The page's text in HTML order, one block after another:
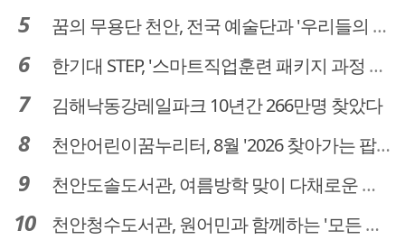
꿈의 무용단 천안, 전국 예술단과 '우리들의 하모니' 선보여
한기대 STEP, '스마트직업훈련 패키지 과정 3기' 모집
김해낙동강레일파크 10년간 266만명 찾았다
천안어린이꿈누리터, 8월 '2026 찾아가는 팝업놀이터' 운영
천안도솔도서관, 여름방학 맞이 다채로운 독서문화 프로그램 운영
천안청수도서관, 원어민과 함께하는 '모든 영어 모든 독서' 운영